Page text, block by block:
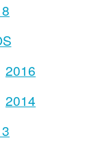
2016
2014